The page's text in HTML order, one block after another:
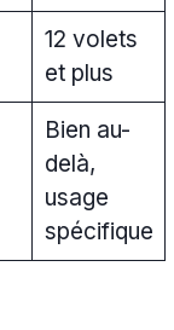
12 volets
et plus
Bien au-
delà,
usage
spécifique